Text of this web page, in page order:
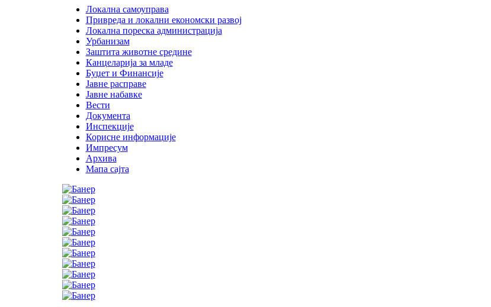
Локална самоуправа
Привреда и локални економски развој
Локална пореска администрација
Урбанизам
Заштита животне средине
Канцеларија за младе
Буџет и Финансије
Јавне расправе
Јавне набавке
Вести
Документа
Инспекције
Корисне информације
Импресум
Архива
Мапа сајта